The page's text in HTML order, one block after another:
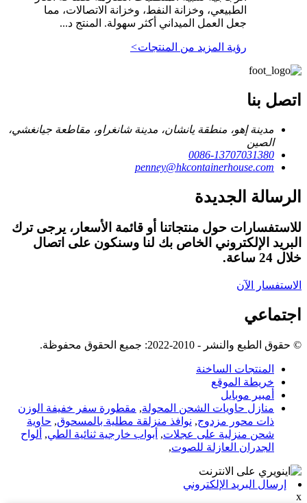
الطبيعي، وخزانة النفط، وخزانة الاتصالات، مما
جعل العمل الميداني أكثر سهولة. المنتج د...
رؤية المزيد من المنتجات>
اتصل بنا
مدينة إهو، منطقة يانشان، مدينة شانغراو، مقاطعة جيانغشي،
الصين
0086-13707031380
penney@hkcontainerhouse.com
الرسالة الجديدة
للاستفسارات حول منتجاتنا أو قائمة الأسعار، يرجى ترك
البريد الإلكتروني الخاص بك لنا وسنكون على اتصال
خلال 24 ساعة.
الاستفسار الآن
اجتماعي
© حقوق الطبع والنشر - 2010-2022: جميع الحقوق محفوظة.
المنتجات الساخنة
خريطة الموقع
أمبير موبايل
منازل حاويات الشحن المحولة, مقطورة سفر خفيفة الوزن
ذات محور مزدوج, نوافذ منزلقة مطلية بالمسحوق, حاوية
شحن منزلية على عجلات, أبواب خارجية ثنائية الطي, ألواح
الجدران العازلة للصوت,
إرسال البريد الإلكتروني
x